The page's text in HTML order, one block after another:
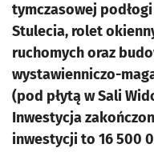
tymczasowej
Stulecia, rolet
ruchomych oraz
wystawienniczo-
(pod płytą w Sali
Inwestycja
inwestycji to 16 500